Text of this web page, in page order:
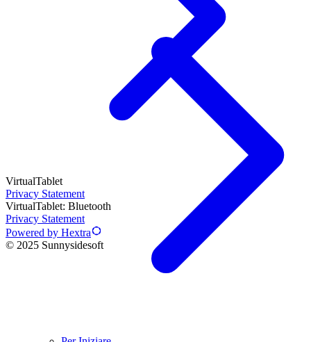
VirtualTablet
Privacy Statement
VirtualTablet: Bluetooth
Privacy Statement
Powered by Hextra
© 2025 Sunnysidesoft